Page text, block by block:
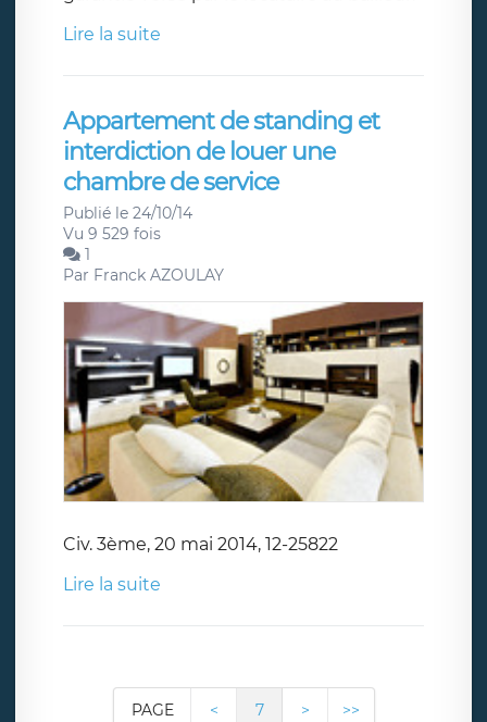
Lire la suite
Appartement de standing et
interdiction de louer une
chambre de service
Publié le 24/10/14
Vu 9 529 fois
1
Par Franck AZOULAY
Civ. 3ème, 20 mai 2014, 12-25822
Lire la suite
PAGE < 7 > >>